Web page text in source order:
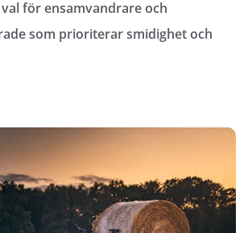
för ensamvandrare och
som prioriterar smidighet och